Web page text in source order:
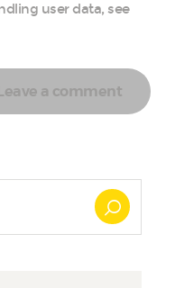
user data, see